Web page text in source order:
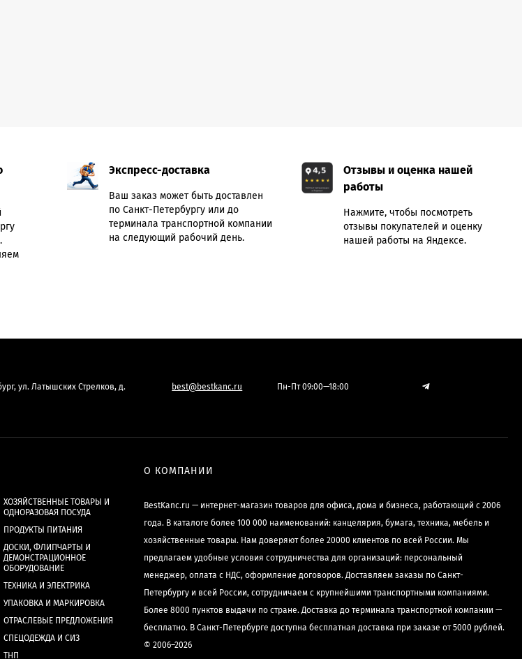
Экспресс-доставка
Ваш заказ может быть доставлен
по Санкт-Петербургу или до
терминала транспортной компании
на следующий рабочий день.
Отзывы и оценка нашей
работы
Нажмите, чтобы посмотреть
отзывы покупателей и оценку
нашей работы на Яндексе.
ул. Латышских Стрелков, д.
best@bestkanc.ru Пн-Пт 09:00—18:00
ХОЗЯЙСТВЕННЫЕ ТОВАРЫ И
ОДНОРАЗОВАЯ ПОСУДА
ПРОДУКТЫ ПИТАНИЯ
ДОСКИ, ФЛИПЧАРТЫ И
ДЕМОНСТРАЦИОННОЕ
ОБОРУДОВАНИЕ
ТЕХНИКА И ЭЛЕКТРИКА
УПАКОВКА И МАРКИРОВКА
ОТРАСЛЕВЫЕ ПРЕДЛОЖЕНИЯ
СПЕЦОДЕЖДА И СИЗ
ТНП
О КОМПАНИИ
BestKanc.ru — интернет-магазин товаров для офиса, дома и бизнеса, работающий с 2006
года. В каталоге более 100 000 наименований: канцелярия, бумага, техника, мебель и
хозяйственные товары. Нам доверяют более 20000 клиентов по всей России. Мы
предлагаем удобные условия сотрудничества для организаций: персональный
менеджер, оплата с НДС, оформление договоров. Доставляем заказы по Санкт-
Петербургу и всей России, сотрудничаем с крупнейшими транспортными компаниями.
Более 8000 пунктов выдачи по стране. Доставка до терминала транспортной компании —
бесплатно. В Санкт-Петербурге доступна бесплатная доставка при заказе от 5000 рублей.
© 2006–2026